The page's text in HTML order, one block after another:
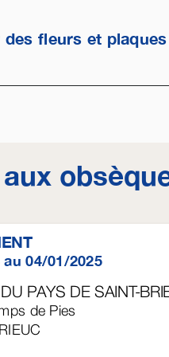
fleurs et plaques
04/01/2025
PAYS DE SAINT-
de Pies